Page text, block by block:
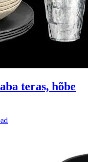
teras, hõbe